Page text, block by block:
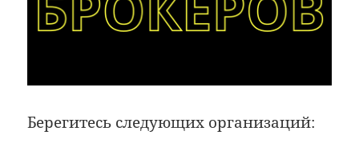
Берегитесь следующих организаций: